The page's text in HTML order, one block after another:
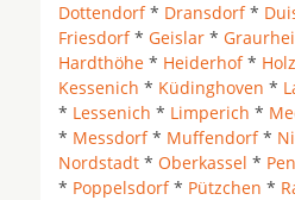
Dottendorf* Dransdorf*
Friesdorf* Geislar *
Hardthöhe * Heiderhof*
Kessenich * Küdinghoven *
* Lessenich * Limperich *
* Messdorf* Muffendorf*
Nordstadt * Oberkassel *
* Poppelsdorf* Pützchen *